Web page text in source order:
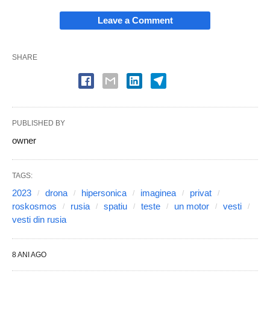
Leave a Comment
SHARE
PUBLISHED BY
owner
TAGS:
2023 drona hipersonica imaginea
privat
roskosmos
rusia spatiu teste un motor
vesti
vesti din rusia
8 ANI AGO